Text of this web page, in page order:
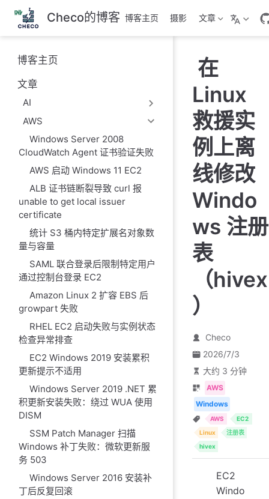
跳
至
主
要
內
容
Checo的博客 博客主页 摄影 文章
博客主页
文章
AI
AWS
Windows Server 2008
CloudWatch Agent 证书验证失败
AWS 启动 Windows 11 EC2
ALB 证书链断裂导致 curl 报
unable to get local issuer
certificate
统计 S3 桶内特定扩展名对象数
量与容量
SAML 联合登录后限制特定用户
通过控制台登录 EC2
Amazon Linux 2 扩容 EBS 后
growpart 失败
RHEL EC2 启动失败与实例状态
检查异常排查
EC2 Windows 2019 安装累积
更新提示不适用
Windows Server 2019 .NET 累
积更新安装失败：绕过 WUA 使用
DISM
SSM Patch Manager 扫描
Windows 补丁失败：微软更新服
务 503
Windows Server 2016 安装补
丁后反复回滚
在
Linux
救援实
例上离
线修改
Windo
ws 注册
表
（hivex
）
Checo
2026/7/3
大约 3 分钟
AWS
Windows
AWS
EC2
Linux
注册表
hivex
EC2
Windo